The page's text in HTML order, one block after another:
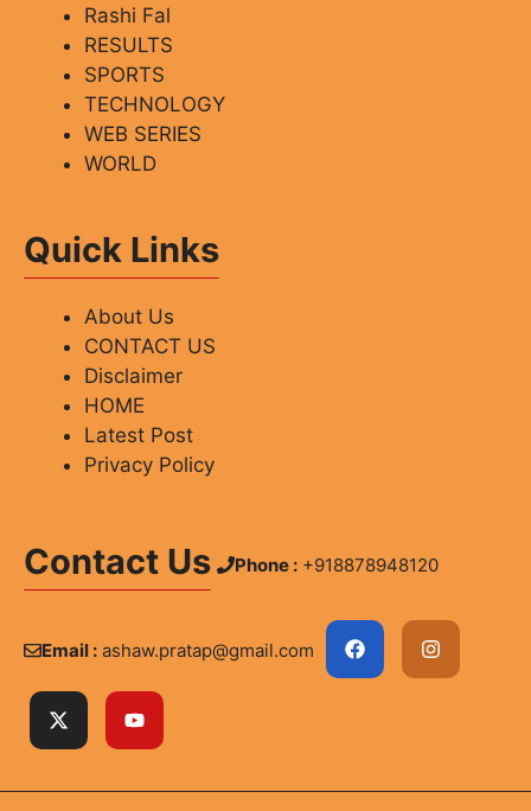
Rashi Fal
RESULTS
SPORTS
TECHNOLOGY
WEB SERIES
WORLD
Quick Links
About Us
CONTACT US
Disclaimer
HOME
Latest Post
Privacy Policy
Contact Us Phone : +918878948120
Email : ashaw.pratap@gmail.com